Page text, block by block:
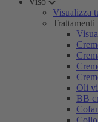
Visualizza
Trattamenti
Oli
BB
Collo